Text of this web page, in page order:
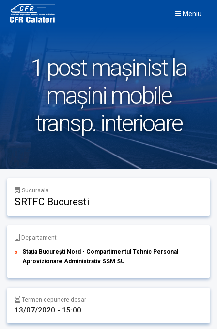
content
Meniu
1 post mașinist la
mașini mobile
transp. interioare
Sucursala
SRTFC Bucuresti
Departament
Stația București Nord - Compartimentul Tehnic Personal
Aprovizionare Administrativ SSM SU
Termen depunere dosar
13/07/2020 - 15:00